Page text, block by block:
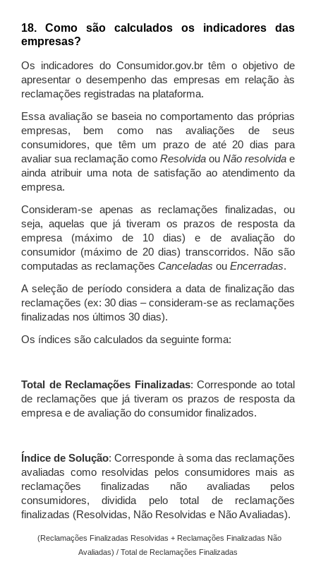
18. Como são calculados os indicadores das
empresas?
Os indicadores do Consumidor.gov.br têm o objetivo de
apresentar o desempenho das empresas em relação às
reclamações registradas na plataforma.
Essa avaliação se baseia no comportamento das próprias
empresas, bem como nas avaliações de seus
consumidores, que têm um prazo de até 20 dias para
avaliar sua reclamação como Resolvida ou Não resolvida e
ainda atribuir uma nota de satisfação ao atendimento da
empresa.
Consideram-se apenas as reclamações finalizadas, ou
seja, aquelas que já tiveram os prazos de resposta da
empresa (máximo de 10 dias) e de avaliação do
consumidor (máximo de 20 dias) transcorridos. Não são
computadas as reclamações Canceladas ou Encerradas.
A seleção de período considera a data de finalização das
reclamações (ex: 30 dias – consideram-se as reclamações
finalizadas nos últimos 30 dias).
Os índices são calculados da seguinte forma:
Total de Reclamações Finalizadas: Corresponde ao total
de reclamações que já tiveram os prazos de resposta da
empresa e de avaliação do consumidor finalizados.
Índice de Solução: Corresponde à soma das reclamações
avaliadas como resolvidas pelos consumidores mais as
reclamações finalizadas não avaliadas pelos
consumidores, dividida pelo total de reclamações
finalizadas (Resolvidas, Não Resolvidas e Não Avaliadas).
(Reclamações Finalizadas Resolvidas + Reclamações Finalizadas Não
Avaliadas) / Total de Reclamações Finalizadas